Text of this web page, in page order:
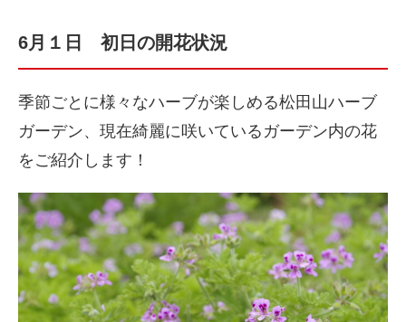
6月１日 初日の開花状況
季節ごとに様々なハーブが楽しめる松田山ハーブ
ガーデン、現在綺麗に咲いているガーデン内の花
をご紹介します！